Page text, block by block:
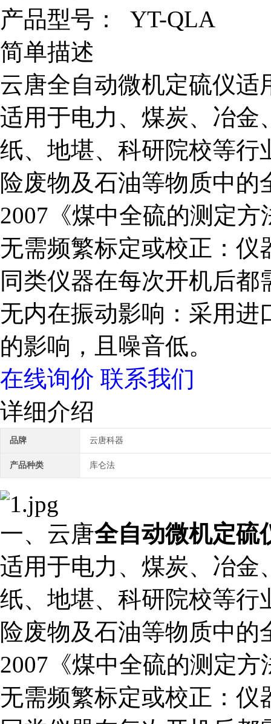
产品型号： YT-QLA
简单描述
云唐全自动微机定硫仪适
适用于电力、煤炭、冶金
纸、地堪、科研院校等行
险废物及石油等物质中的
2007《煤中全硫的测定方
无需频繁标定或校正：
同类仪器在每次开机后
无内在振动影响：采用
的影响，且噪音低。
在线询价 联系我们
详细介绍
品牌 云唐科器
产品种类 库仑法
一、云唐全自动微机定硫
适用于电力、煤炭、冶金
纸、地堪、科研院校等行
险废物及石油等物质中的
2007《煤中全硫的测定方
无需频繁标定或校正：